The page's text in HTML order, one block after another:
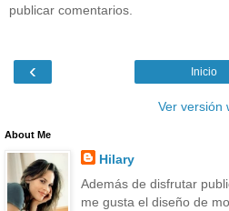
publicar comentarios.
‹ Inicio
Ver versión
About Me
Hilary
Además de disfrutar
me gusta el diseño de